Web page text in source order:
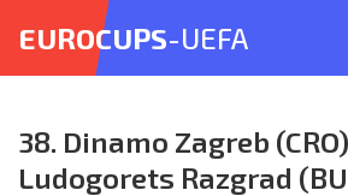
EUROCUPS-UEFA
38. Dinamo Zagreb
Ludogorets Razgrad